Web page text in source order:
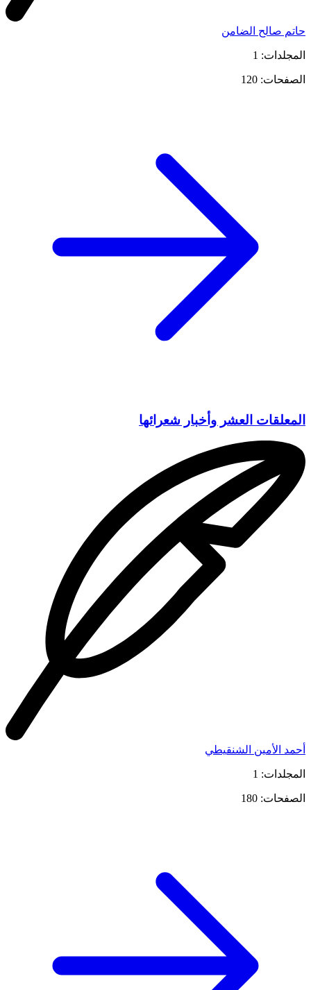
حاتم صالح الضامن
المجلدات: 1
الصفحات: 120
المعلقات العشر وأخبار شعرائها
أحمد الأمين الشنقيطي
المجلدات: 1
الصفحات: 180